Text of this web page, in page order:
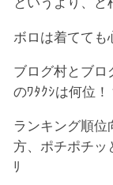
ボロは着てて
ブログ村とブロ
のﾜﾀｸｼは何位！
ランキング順
方、ポチポチ
ﾘ